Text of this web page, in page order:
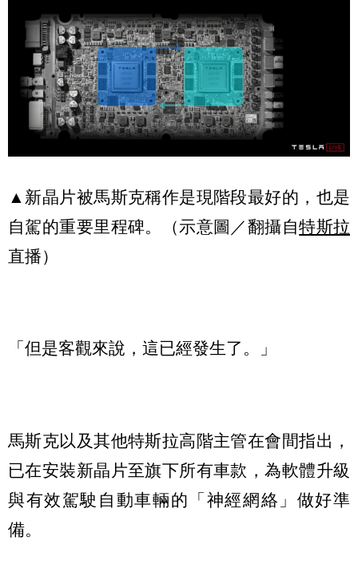
▲新晶片被馬斯克稱作是現階段最好的，也是
自駕的重要里程碑。（示意圖／翻攝自特斯拉
直播）
「但是客觀來說，這已經發生了。」
馬斯克以及其他特斯拉高階主管在會間指出，
已在安裝新晶片至旗下所有車款，為軟體升級
與有效駕駛自動車輛的「神經網絡」做好準
備。